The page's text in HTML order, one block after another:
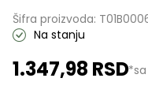
Šifra proizvoda:
Na stanju
1.347,98 RSD*sa